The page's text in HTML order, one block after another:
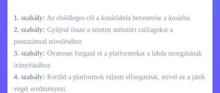
1. szabály: Az elsődleges cél a kosárlabda bevezetése a kosárba.
2. szabály: Gyűjtsd össze a szinten szétszórt csillagokat a
pontszámod növeléséhez.
3. szabály: Óvatosan forgasd el a platformokat a labda mozgásának
irányításához.
4. szabály: Kerüld a platformok túlzott elforgatását, mivel ez a játék
végét eredményezi.